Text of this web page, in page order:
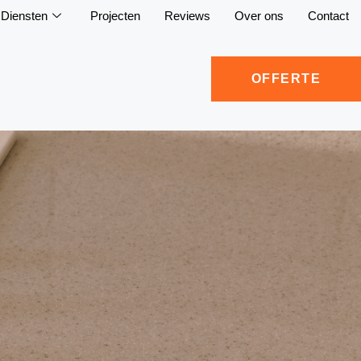
Diensten Projecten Reviews Over ons Contact
OFFERTE